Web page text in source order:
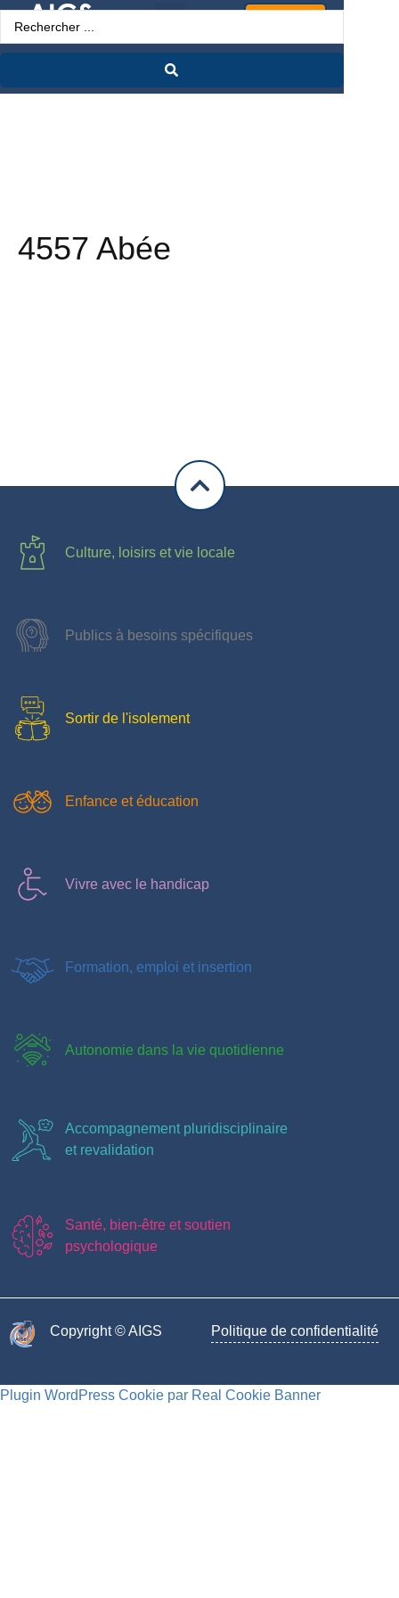
4557 Abée
Culture, loisirs et vie locale
Publics à besoins spécifiques
Sortir de l'isolement
Enfance et éducation
Vivre avec le handicap
Formation, emploi et insertion
Autonomie dans la vie quotidienne
Accompagnement pluridisciplinaire
et revalidation
Santé, bien-être et soutien
psychologique
Copyright © AIGS​ Politique de confidentialité
Plugin WordPress Cookie par Real Cookie Banner